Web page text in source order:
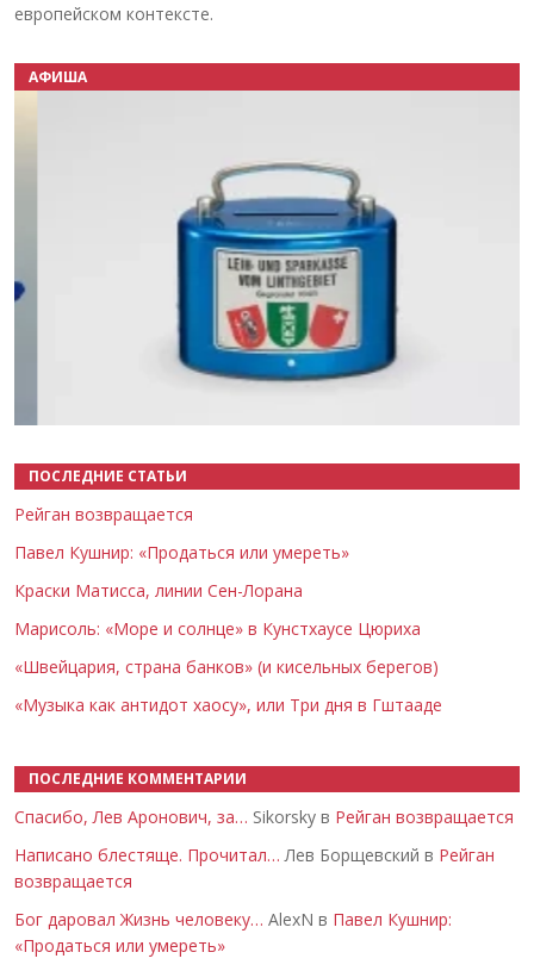
европейском контексте.
АФИША
ПОСЛЕДНИЕ СТАТЬИ
Рейган возвращается
Павел Кушнир: «Продаться или умереть»
Краски Матисса, линии Сен-Лорана
Марисоль: «Море и солнце» в Кунстхаусе Цюриха
«Швейцария, страна банков» (и кисельных берегов)
«Музыка как антидот хаосу», или Три дня в Гштааде
ПОСЛЕДНИЕ КОММЕНТАРИИ
Спасибо, Лев Аронович, за… Sikorsky в Рейган возвращается
Написано блестяще. Прочитал… Лев Борщевский в Рейган
возвращается
Бог даровал Жизнь человеку… AlexN в Павел Кушнир:
«Продаться или умереть»